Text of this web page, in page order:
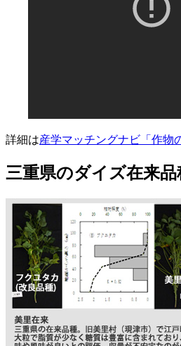
詳細は産学マッチングナビ「作物
三重県のダイズ在来品